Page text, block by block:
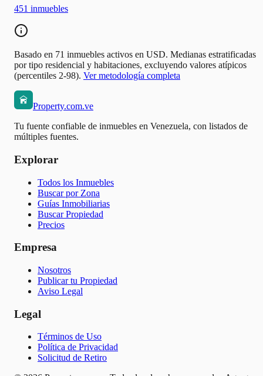
451 inmuebles
Basado en 71 inmuebles activos en USD. Medianas estratificadas
por tipo residencial y habitaciones, excluyendo valores atípicos
(percentiles 2-98). Ver metodología completa
Property.com.ve
Tu fuente confiable de inmuebles en Venezuela, con listados de
múltiples fuentes.
Explorar
Todos los Inmuebles
Buscar por Zona
Guías Inmobiliarias
Buscar Propiedad
Precios
Empresa
Nosotros
Publicar tu Propiedad
Aviso Legal
Legal
Términos de Uso
Política de Privacidad
Solicitud de Retiro